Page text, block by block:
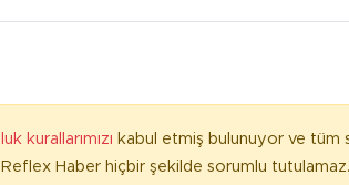
kurallarımızı kabul etmiş bulunuyor ve tüm
Reflex Haber hiçbir şekilde sorumlu tutulamaz.